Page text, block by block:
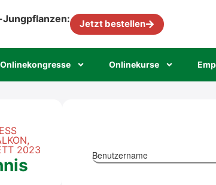
Jetzt bestellen
Online­kon­gres­se Online­kur­se
2023
Benutzername